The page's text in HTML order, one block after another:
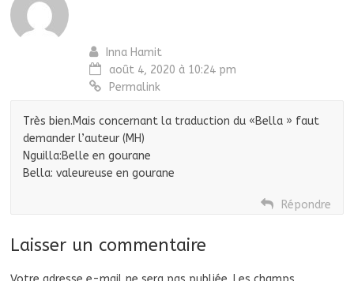
Inna Hamit
août 4, 2020 à 10:24 pm
Permalink
Très bien.Mais concernant la traduction du «Bella » faut
demander l’auteur (MH)
Nguilla:Belle en gourane
Bella: valeureuse en gourane
Répondre
Laisser un commentaire